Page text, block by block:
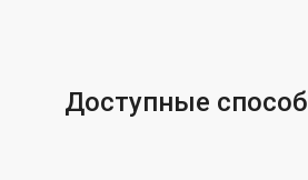
Доступные